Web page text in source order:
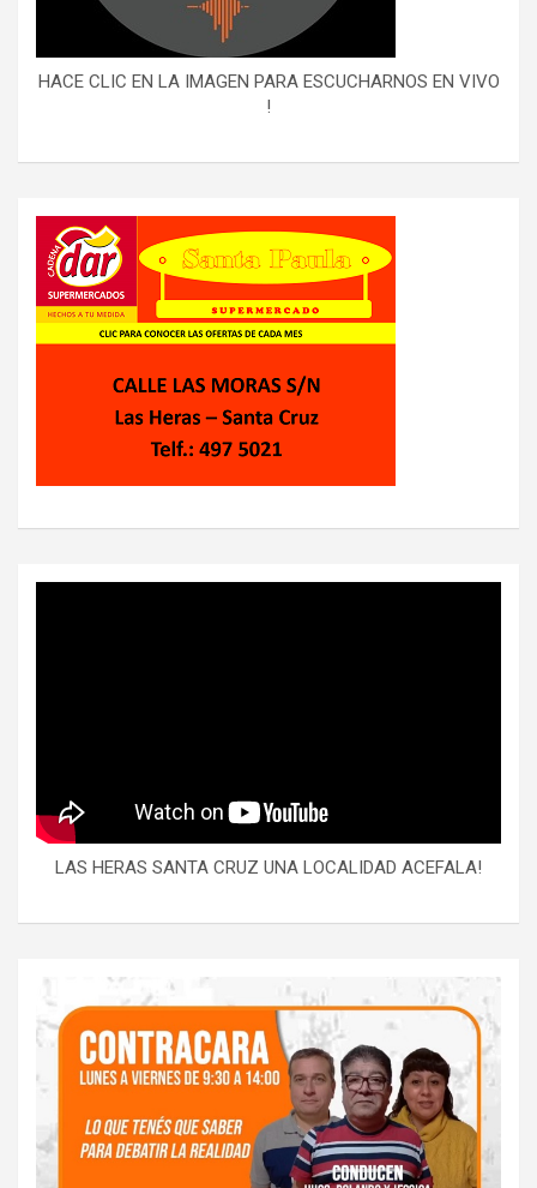
HACE CLIC EN LA IMAGEN PARA ESCUCHARNOS EN VIVO
!
LAS HERAS SANTA CRUZ UNA LOCALIDAD ACEFALA!